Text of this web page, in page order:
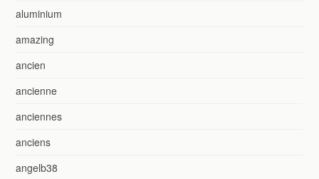
aluminium
amazing
ancien
ancienne
anciennes
anciens
angelb38